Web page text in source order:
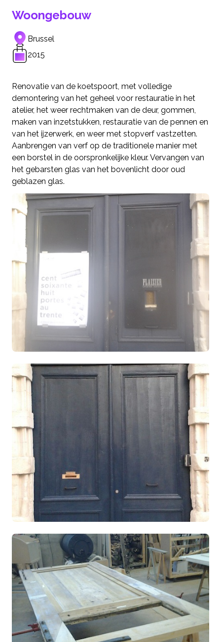
Woongebouw
Brussel
2015
Renovatie van de koetspoort, met volledige
demontering van het geheel voor restauratie in het
atelier, het weer rechtmaken van de deur, gommen,
maken van inzetstukken, restauratie van de pennen en
van het ijzerwerk, en weer met stopverf vastzetten.
Aanbrengen van verf op de traditionele manier met
een borstel in de oorspronkelijke kleur. Vervangen van
het gebarsten glas van het bovenlicht door oud
geblazen glas.